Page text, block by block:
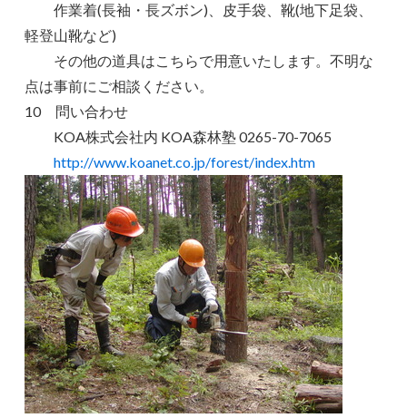
作業着(長袖・長ズボン)、皮手袋、靴(地下足袋、
軽登山靴など)
その他の道具はこちらで用意いたします。不明な
点は事前にご相談ください。
10 問い合わせ
KOA株式会社内 KOA森林塾 0265-70-7065
http://www.koanet.co.jp/forest/index.htm